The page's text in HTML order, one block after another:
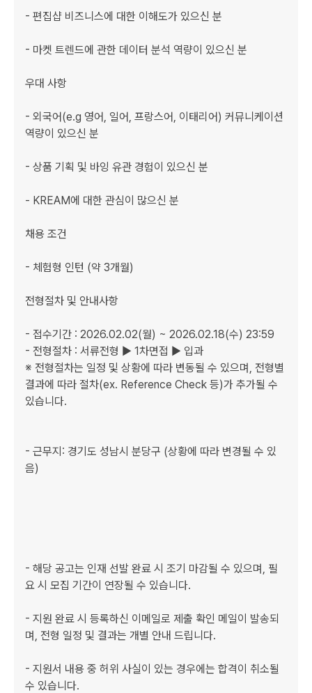
- 편집샵 비즈니스에 대한 이해도가 있으신 분
- 마켓 트렌드에 관한 데이터 분석 역량이 있으신 분
우대 사항
- 외국어(e.g 영어, 일어, 프랑스어, 이태리어) 커뮤니케이션
역량이 있으신 분
- 상품 기획 및 바잉 유관 경험이 있으신 분
- KREAM에 대한 관심이 많으신 분
채용 조건
- 체험형 인턴 (약 3개월)
전형절차 및 안내사항
- 접수기간 : 2026.02.02(월) ~ 2026.02.18(수) 23:59
- 전형절차 : 서류전형 ▶ 1차면접 ▶ 입과
※ 전형절차는 일정 및 상황에 따라 변동될 수 있으며, 전형별
결과에 따라 절차(ex. Reference Check 등)가 추가될 수
있습니다.
- 근무지: 경기도 성남시 분당구 (상황에 따라 변경될 수 있
음)
- 해당 공고는 인재 선발 완료 시 조기 마감될 수 있으며, 필
요 시 모집 기간이 연장될 수 있습니다.
- 지원 완료 시 등록하신 이메일로 제출 확인 메일이 발송되
며, 전형 일정 및 결과는 개별 안내 드립니다.
- 지원서 내용 중 허위 사실이 있는 경우에는 합격이 취소될
수 있습니다.